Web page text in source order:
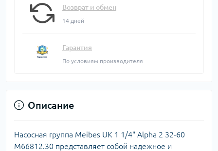
Возврат и обмен
14 дней
Гарантия
По условиям производителя
Описание
Насосная группа Meibes UK 1 1/4" Alpha 2 32-60
M66812.30 представляет собой надежное и